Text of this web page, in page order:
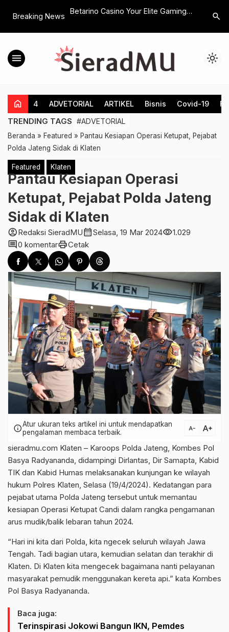
Breaking News
Pendidikan
Olimpiade
Betarino Casino Your Elite Gaming
MIMsearch
menu light_mode
home 4 ADVETORIAL ARTIKEL Bisnis Covid-19
TRENDING TAGS #ADVETORIAL
Beranda » Featured » Pantau Kesiapan Operasi Ketupat, Pejabat
Polda Jateng Sidak di Klaten
Featured Klaten
Pantau Kesiapan Operasi
Ketupat, Pejabat Polda Jateng
Sidak di Klaten
account_circleRedaksi SieradMUcalendar_monthSelasa, 19 Mar 2024visibility1.029
comment0 komentarprintCetak
infoAtur ukuran teks artikel ini untuk mendapatkan
pengalaman membaca terbaik.
text_decrease text_increase
sieradmu.com Klaten – Karoops Polda Jateng, Kombes Pol
Basya Radyananda, didampingi Dirlantas, Dir Samapta, Kabid
TIK dan Kabid Humas melaksanakan kunjungan ke wilayah
hukum Polres Klaten, Selasa (19/4/2024). Kedatangan para
pejabat utama Polda Jateng tersebut untuk memantau
kesiapan Operasi Ketupat Candi dalam rangka pengamanan
arus mudik/balik lebaran tahun 2024.
“Hari ini kita dari Polda, kita ngecek seluruh wilayah Jawa
Tengah. Tadi bagian utara, kemudian selatan dan terakhir di
Klaten. Di Klaten kita mengecek bagaimana nanti pelayanan
masyarakat pemudik menggunakan kereta api.” kata Kombes
Pol Basya Radyananda.
Baca juga:
Terinspirasi Jokowi Bangun IKN, Pemdes